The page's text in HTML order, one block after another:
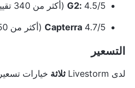
G2: 4.5/5 (أكثر من 340 تقييم)
Capterra 4.7/5 (أكثر من 350 تقييم)
التسعير
لدى Livestorm ثلاثة خيارات